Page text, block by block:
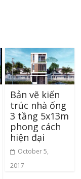
Bản vẽ kiến
trúc nhà ống
3 tầng 5x13m
phong cách
hiện đại
October 5,
2017